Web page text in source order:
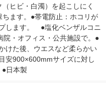
オリジナル
ヒビ・白濁）を起こしにく
ます。●帯電防止：ホコリが
します。　●塩化ベンザルコニ
院・オフィス・公共施設で。●
けた後、ウエスなど柔らかい
安900×600mmサイズに対し
日本製